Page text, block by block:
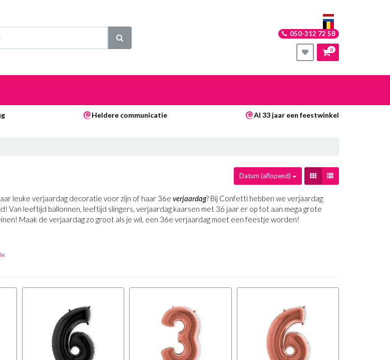
050-312 72 58
0
Heldere communicatie Al 33 jaar een feestwinkel
Datum (aflopend)
leuke verjaardag decoratie voor zijn of haar 36e verjaardag? Bij Confetti hebben we verjaardag
Van leeftijd ballonnen, leeftijd slingers, verjaardag kaarsen met 36 jaar er op tot aan mega grote
Maak de verjaardag zo groot als je wil, een 36e verjaardag moet een feestje worden!